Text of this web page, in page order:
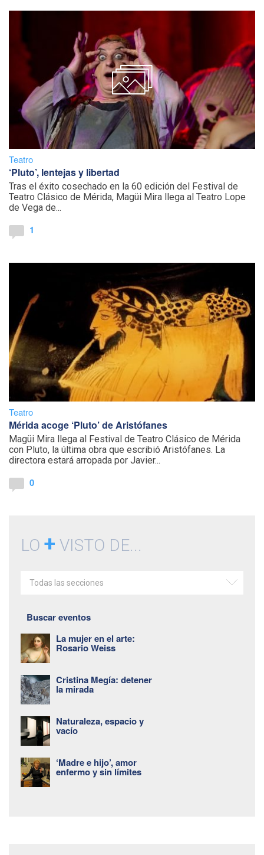
Teatro
‘Pluto’, lentejas y libertad
Tras el éxito cosechado en la 60 edición del Festival de
Teatro Clásico de Mérida, Magüi Mira llega al Teatro Lope
de Vega de...
1
Teatro
Mérida acoge ‘Pluto’ de Aristófanes
Magüi Mira llega al Festival de Teatro Clásico de Mérida
con Pluto, la última obra que escribió Aristófanes. La
directora estará arropada por Javier...
0
LO + VISTO DE...
Todas las secciones
Buscar eventos
La mujer en el arte:
Rosario Weiss
Cristina Megía: detener
la mirada
Naturaleza, espacio y
vacío
‘Madre e hijo’, amor
enfermo y sin límites